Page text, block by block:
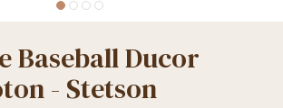
Baseball Ducor
- Stetson